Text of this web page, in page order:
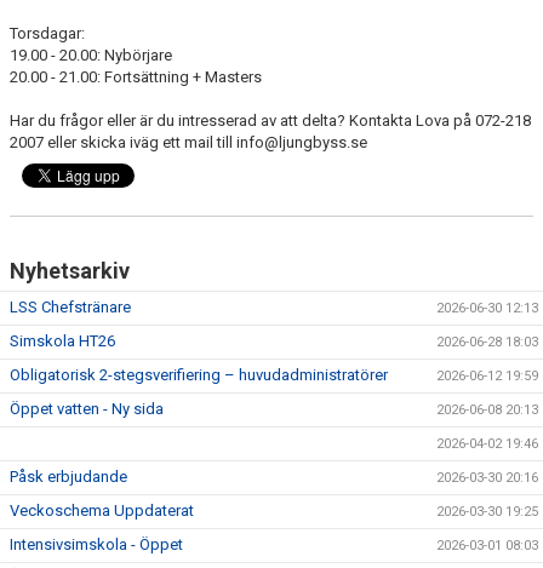
Torsdagar:
19.00 - 20.00: Nybörjare
20.00 - 21.00: Fortsättning + Masters
Har du frågor eller är du intresserad av att delta? Kontakta Lova på 072-218
2007 eller skicka iväg ett mail till info@ljungbyss.se
Nyhetsarkiv
LSS Chefstränare 2026-06-30 12:13
Simskola HT26 2026-06-28 18:03
Obligatorisk 2-stegsverifiering – huvudadministratörer 2026-06-12 19:59
Öppet vatten - Ny sida 2026-06-08 20:13
2026-04-02 19:46
Påsk erbjudande 2026-03-30 20:16
Veckoschema Uppdaterat 2026-03-30 19:25
Intensivsimskola - Öppet 2026-03-01 08:03